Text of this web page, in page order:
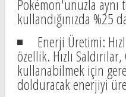
Pokémon'unuzla aynı
kullandığınızda %25
Enerji Üretimi:
özellik. Hızlı
kullanabilmek için
dolduracak enerjiyi